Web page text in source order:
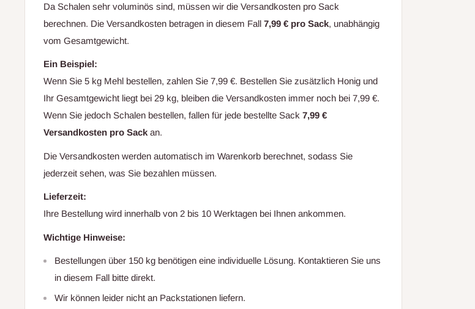
Da Schalen sehr voluminös sind, müssen wir die Versandkosten pro Sack
berechnen. Die Versandkosten betragen in diesem Fall 7,99 € pro Sack, unabhängig
vom Gesamtgewicht.
Ein Beispiel:
Wenn Sie 5 kg Mehl bestellen, zahlen Sie 7,99 €. Bestellen Sie zusätzlich Honig und
Ihr Gesamtgewicht liegt bei 29 kg, bleiben die Versandkosten immer noch bei 7,99 €.
Wenn Sie jedoch Schalen bestellen, fallen für jede bestellte Sack 7,99 €
Versandkosten pro Sack an.
Die Versandkosten werden automatisch im Warenkorb berechnet, sodass Sie
jederzeit sehen, was Sie bezahlen müssen.
Lieferzeit:
Ihre Bestellung wird innerhalb von 2 bis 10 Werktagen bei Ihnen ankommen.
Wichtige Hinweise:
Bestellungen über 150 kg benötigen eine individuelle Lösung. Kontaktieren Sie uns
in diesem Fall bitte direkt.
Wir können leider nicht an Packstationen liefern.